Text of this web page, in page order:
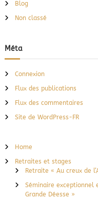
Blog
Non classé
Méta
Connexion
Flux des publications
Flux des commentaires
Site de WordPress-FR
Home
Retraites et stages
Retraite « Au creux de
Séminaire
Grande Déesse »